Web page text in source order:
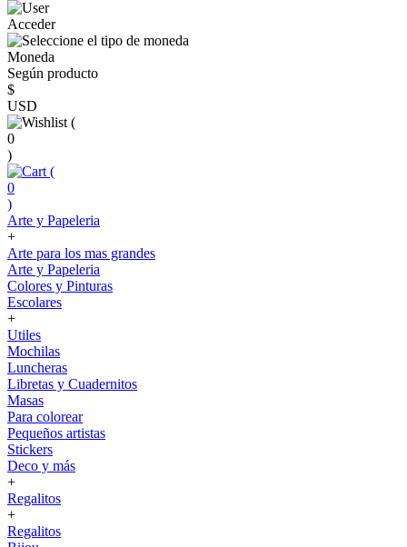
Acceder
Moneda
Según producto
$
USD
(
0
)
(
0
)
Arte y Papeleria
+
Arte para los mas grandes
Arte y Papeleria
Colores y Pinturas
Escolares
+
Utiles
Mochilas
Luncheras
Libretas y Cuadernitos
Masas
Para colorear
Pequeños artistas
Stickers
Deco y más
+
Regalitos
+
Regalitos